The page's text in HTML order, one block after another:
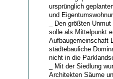
ursprünglich
und
_ Den größten
solle als Mittelpunkt
Aufbaugemeinschaft
städtebauliche
nicht in die
_ Mit der Siedlung
Architekten Säume